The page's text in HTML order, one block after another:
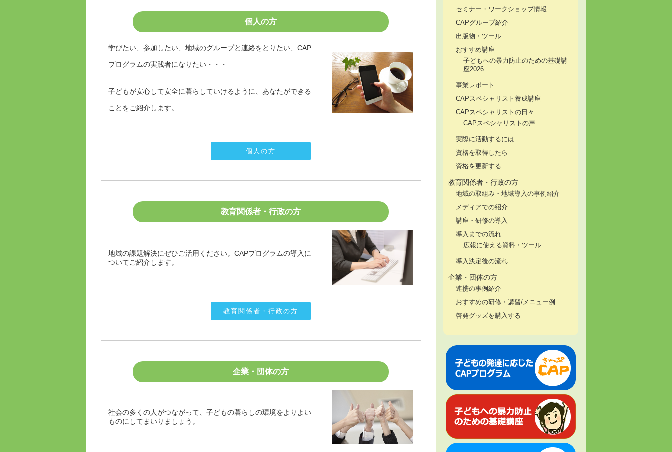
個人の方
学びたい、参加したい、地域のグループと連絡をとりたい、CAP
プログラムの実践者になりたい・・・
子どもが安心して安全に暮らしていけるように、あなたができる
ことをご紹介します。
個人の方
教育関係者・行政の方
地域の課題解決にぜひご活用ください。CAPプログラムの導入に
ついてご紹介します。
教育関係者・行政の方
企業・団体の方
社会の多くの人がつながって、子どもの暮らしの環境をよりよい
ものにしてまいりましょう。
セミナー・ワークショップ情報
CAPグループ紹介
出版物・ツール
おすすめ講座
子どもへの暴力防止のための基礎講
座2026
事業レポート
CAPスペシャリスト養成講座
CAPスペシャリストの日々
CAPスペシャリストの声
実際に活動するには
資格を取得したら
資格を更新する
教育関係者・行政の方
地域の取組み・地域導入の事例紹介
メディアでの紹介
講座・研修の導入
導入までの流れ
広報に使える資料・ツール
導入決定後の流れ
企業・団体の方
連携の事例紹介
おすすめの研修・講習/メニュー例
啓発グッズを購入する